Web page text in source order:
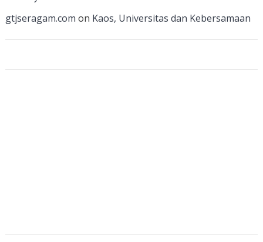
n
gtjseragam.com on Kaos, Universitas dan Kebersamaan